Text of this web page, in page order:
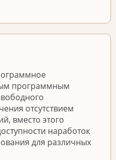
программным
отсутствием
вместо этого
наработок
для различных